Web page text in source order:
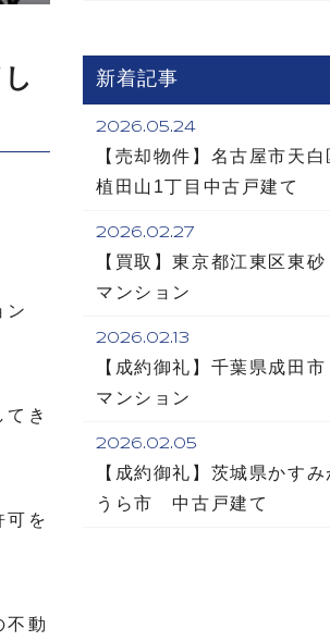
ン
き
可を
不動
新着記事
2026.05.24
【売却物件】名古屋市天白
植田山1丁目中古戸建て
2026.02.27
【買取】東京都江東区東
マンション
2026.02.13
【成約御礼】千葉県成田
マンション
2026.02.05
【成約御礼】茨城県かすみ
うら市 中古戸建て